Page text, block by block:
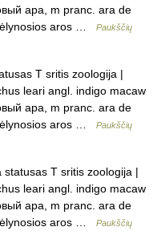
ара, m pranc. ara de
aros …
Paukščių
T sritis zoologija |
leari angl. indigo macaw
ара, m pranc. ara de
aros …
Paukščių
T sritis zoologija |
leari angl. indigo macaw
ара, m pranc. ara de
aros …
Paukščių